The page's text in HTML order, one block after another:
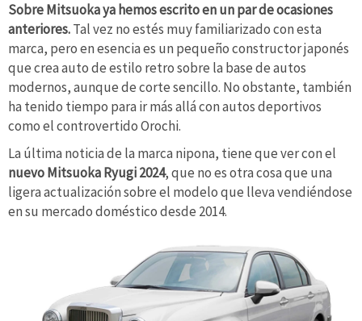
Sobre Mitsuoka ya hemos escrito en un par de ocasiones
anteriores.Tal vez no estés muy familiarizado con esta
marca, pero en esencia es un pequeño constructor japonés
que crea auto de estilo retro sobre la base de autos
modernos, aunque de corte sencillo. No obstante, también
ha tenido tiempo para ir más allá con autos deportivos
como el controvertido Orochi.
La última noticia de la marca nipona, tiene que ver con el
nuevo Mitsuoka Ryugi 2024, que no es otra cosa que una
ligera actualización sobre el modelo que lleva vendiéndose
en su mercado doméstico desde 2014.